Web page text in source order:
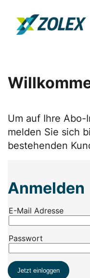
content
Go to landing page.
Um auf Ihre
melden Sie sich
bestehenden
Anmelden